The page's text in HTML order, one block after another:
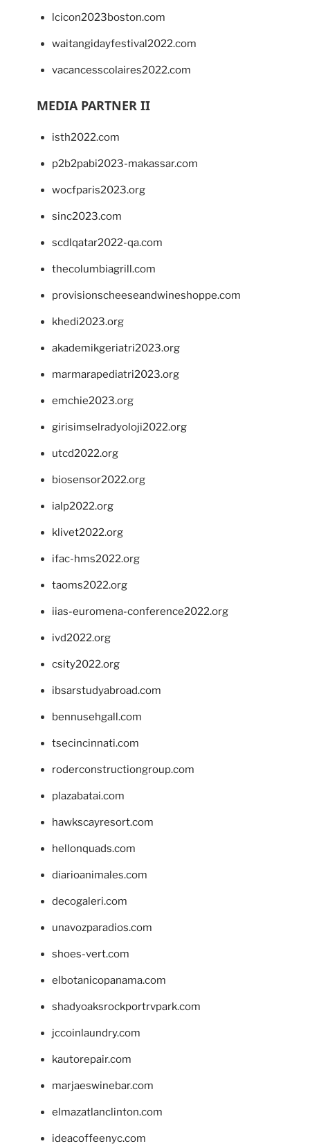
lcicon2023boston.com
waitangidayfestival2022.com
vacancesscolaires2022.com
MEDIA PARTNER II
isth2022.com
p2b2pabi2023-makassar.com
wocfparis2023.org
sinc2023.com
scdlqatar2022-qa.com
thecolumbiagrill.com
provisionscheeseandwineshoppe.com
khedi2023.org
akademikgeriatri2023.org
marmarapediatri2023.org
emchie2023.org
girisimselradyoloji2022.org
utcd2022.org
biosensor2022.org
ialp2022.org
klivet2022.org
ifac-hms2022.org
taoms2022.org
iias-euromena-conference2022.org
ivd2022.org
csity2022.org
ibsarstudyabroad.com
bennusehgall.com
tsecincinnati.com
roderconstructiongroup.com
plazabatai.com
hawkscayresort.com
hellonquads.com
diarioanimales.com
decogaleri.com
unavozparadios.com
shoes-vert.com
elbotanicopanama.com
shadyoaksrockportrvpark.com
jccoinlaundry.com
kautorepair.com
marjaeswinebar.com
elmazatlanclinton.com
ideacoffeenyc.com